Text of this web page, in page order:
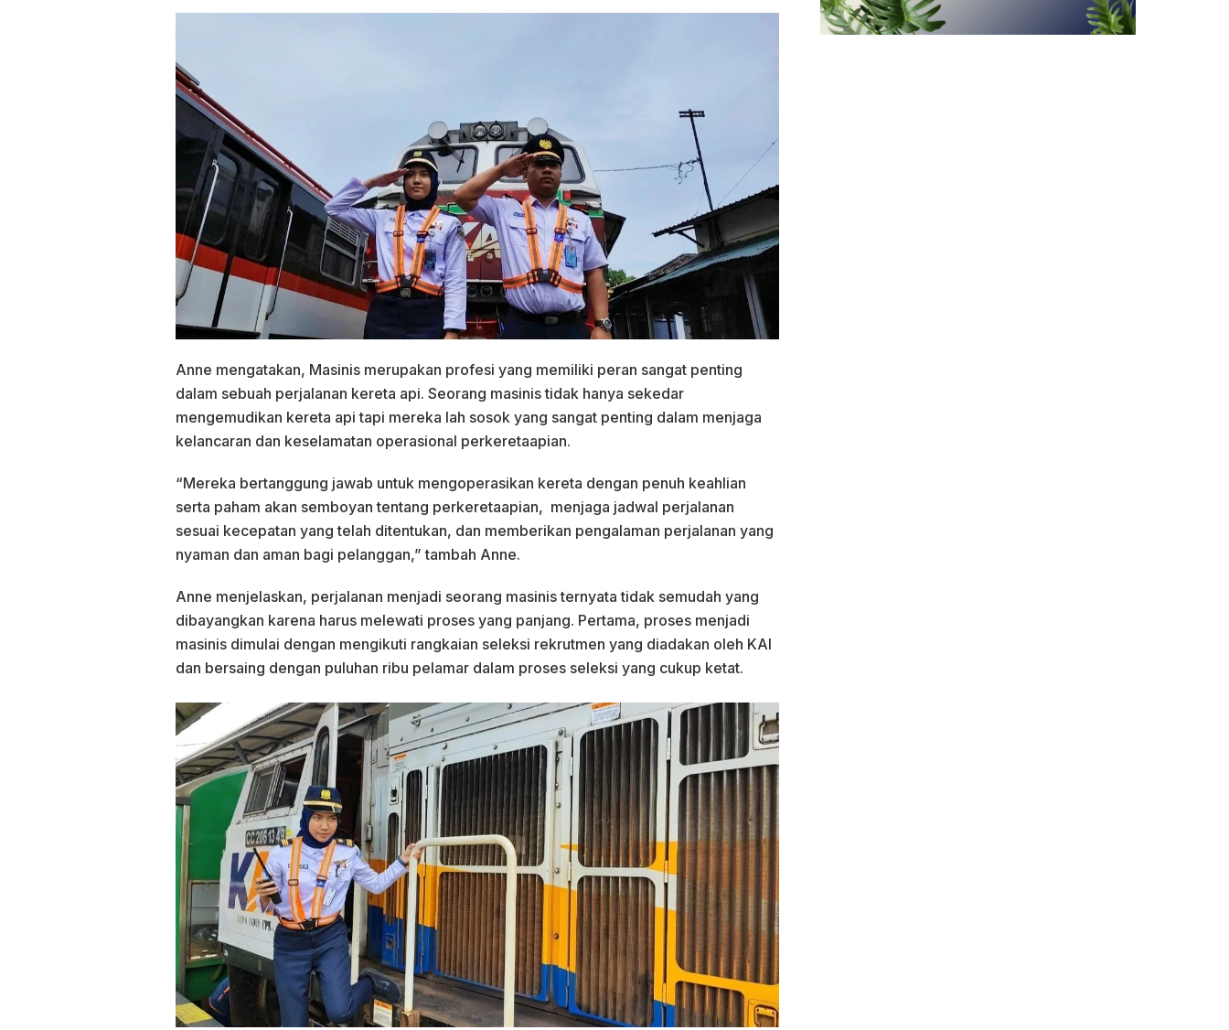
Anne mengatakan, Masinis merupakan profesi yang memiliki peran sangat penting
dalam sebuah perjalanan kereta api. Seorang masinis tidak hanya sekedar
mengemudikan kereta api tapi mereka lah sosok yang sangat penting dalam menjaga
kelancaran dan keselamatan operasional perkeretaapian.
“Mereka bertanggung jawab untuk mengoperasikan kereta dengan penuh keahlian
serta paham akan semboyan tentang perkeretaapian, menjaga jadwal perjalanan
sesuai kecepatan yang telah ditentukan, dan memberikan pengalaman perjalanan yang
nyaman dan aman bagi pelanggan,” tambah Anne.
Anne menjelaskan, perjalanan menjadi seorang masinis ternyata tidak semudah yang
dibayangkan karena harus melewati proses yang panjang. Pertama, proses menjadi
masinis dimulai dengan mengikuti rangkaian seleksi rekrutmen yang diadakan oleh KAI
dan bersaing dengan puluhan ribu pelamar dalam proses seleksi yang cukup ketat.